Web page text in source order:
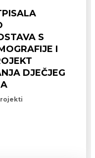
S
I
DJEČJEG